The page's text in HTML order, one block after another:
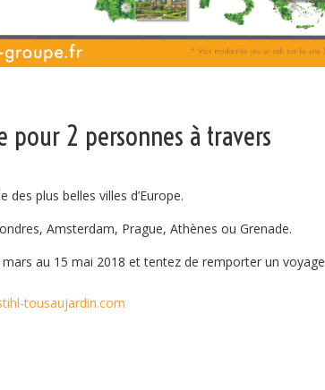
pour 2 personnes à travers
plus belles villes d’Europe.
Amsterdam, Prague, Athènes ou Grenade.
au 15 mai 2018 et tentez de remporter un voyage
tousaujardin.com